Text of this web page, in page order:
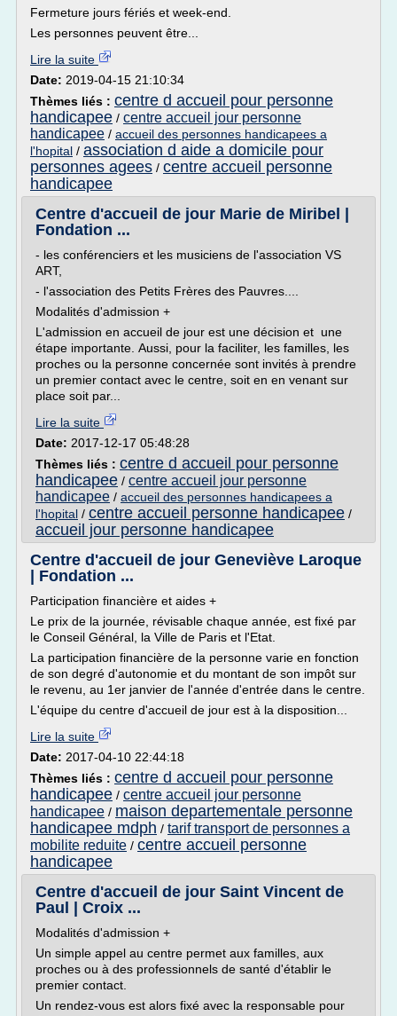
Fermeture jours fériés et week-end.
Les personnes peuvent être...
Lire la suite
Date: 2019-04-15 21:10:34
Thèmes liés : centre d accueil pour personne
handicapee / centre accueil jour personne
handicapee / accueil des personnes handicapees a
l'hopital / association d aide a domicile pour
personnes agees / centre accueil personne
handicapee
Centre d'accueil de jour Marie de Miribel |
Fondation ...
- les conférenciers et les musiciens de l'association VS
ART,
- l'association des Petits Frères des Pauvres....
Modalités d'admission +
L'admission en accueil de jour est une décision et une
étape importante. Aussi, pour la faciliter, les familles, les
proches ou la personne concernée sont invités à prendre
un premier contact avec le centre, soit en en venant sur
place soit par...
Lire la suite
Date: 2017-12-17 05:48:28
Thèmes liés : centre d accueil pour personne
handicapee / centre accueil jour personne
handicapee / accueil des personnes handicapees a
l'hopital / centre accueil personne handicapee /
accueil jour personne handicapee
Centre d'accueil de jour Geneviève Laroque
| Fondation ...
Participation financière et aides +
Le prix de la journée, révisable chaque année, est fixé par
le Conseil Général, la Ville de Paris et l'Etat.
La participation financière de la personne varie en fonction
de son degré d'autonomie et du montant de son impôt sur
le revenu, au 1er janvier de l'année d'entrée dans le centre.
L'équipe du centre d'accueil de jour est à la disposition...
Lire la suite
Date: 2017-04-10 22:44:18
Thèmes liés : centre d accueil pour personne
handicapee / centre accueil jour personne
handicapee / maison departementale personne
handicapee mdph / tarif transport de personnes a
mobilite reduite / centre accueil personne
handicapee
Centre d'accueil de jour Saint Vincent de
Paul | Croix ...
Modalités d'admission +
Un simple appel au centre permet aux familles, aux
proches ou à des professionnels de santé d'établir le
premier contact.
Un rendez-vous est alors fixé avec la responsable pour